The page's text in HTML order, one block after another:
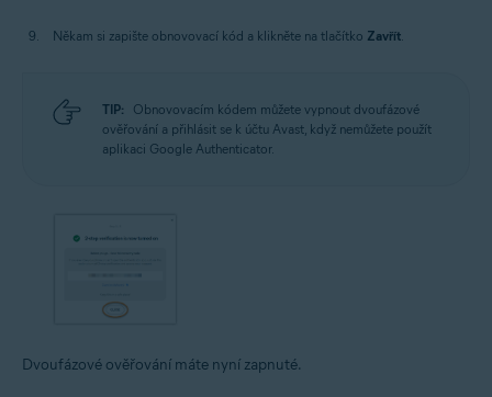
Někam si zapište obnovovací kód a klikněte na tlačítko Zavřít.
TIP:
Obnovovacím kódem můžete vypnout dvoufázové
ověřování a přihlásit se k účtu Avast, když nemůžete použít
aplikaci Google Authenticator.
Dvoufázové ověřování máte nyní zapnuté.